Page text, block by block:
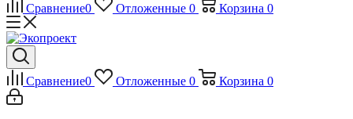
Сравнение0 Отложенные 0 Корзина 0
Сравнение0 Отложенные 0 Корзина 0